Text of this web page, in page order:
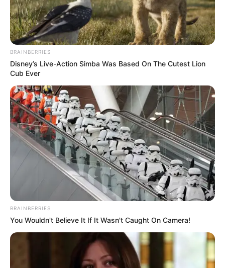
BRAINBERRIES
Disney’s Live-Action Simba Was Based On The Cutest Lion
Cub Ever
BRAINBERRIES
You Wouldn't Believe It If It Wasn't Caught On Camera!